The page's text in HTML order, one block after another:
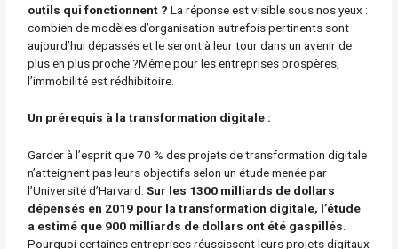
outils qui fonctionnent ? La réponse est visible sous nos yeux :
combien de modèles d’organisation autrefois pertinents sont
aujourd’hui dépassés et le seront à leur tour dans un avenir de
plus en plus proche ?Même pour les entreprises prospères,
l’immobilité est rédhibitoire.
Un prérequis à la transformation digitale :
Garder à l’esprit que 70 % des projets de transformation digitale
n’atteignent pas leurs objectifs selon un étude menée par
l’Université d’Harvard.Sur les 1300 milliards de dollars
dépensés en 2019 pour la transformation digitale, l’étude
a estimé que 900 milliards de dollars ont été gaspillés.
Pourquoi certaines entreprises réussissent leurs projets digitaux